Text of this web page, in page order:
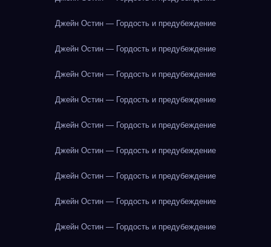
Джейн Остин — Гордость и предубеждение
Джейн Остин — Гордость и предубеждение
Джейн Остин — Гордость и предубеждение
Джейн Остин — Гордость и предубеждение
Джейн Остин — Гордость и предубеждение
Джейн Остин — Гордость и предубеждение
Джейн Остин — Гордость и предубеждение
Джейн Остин — Гордость и предубеждение
Джейн Остин — Гордость и предубеждение